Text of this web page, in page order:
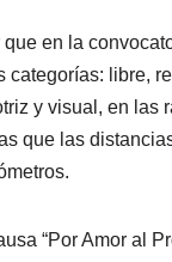
en la
categorías: libre,
y visual, en las
que las
“Por Amor al